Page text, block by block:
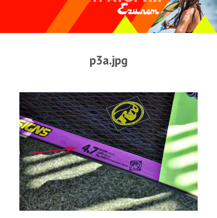
Прогноз погоды
Оборудование
Виртуальный тур Ганет Синай
Дахаб
ВиндСерфКидс
Новости
Медиа
Медиа архив
Фотки
p3a.jpg